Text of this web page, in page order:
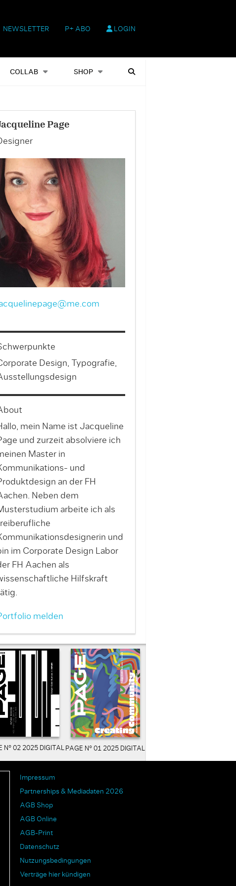
NEWSLETTER P+ ABO LOGIN
COLLAB SHOP
Shop Heftausgaben Suchen
Page
Design, Typografie,
mein Name ist Jacqueline
und zurzeit absolviere ich
Master in
und
an der FH
Neben dem
arbeite ich als
und
im Corporate Design Labor
FH Aachen als
Hilfskraft
melden
N° 02 2025 DIGITAL PAGE N° 01 2025 DIGITAL
Impressum
Partnerships & Mediadaten 2026
AGB Shop
AGB Online
AGB-Print
Datenschutz
Nutzungsbedingungen
Verträge hier kündigen